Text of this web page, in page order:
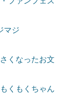
マジ
くなったお文
くもくちゃん